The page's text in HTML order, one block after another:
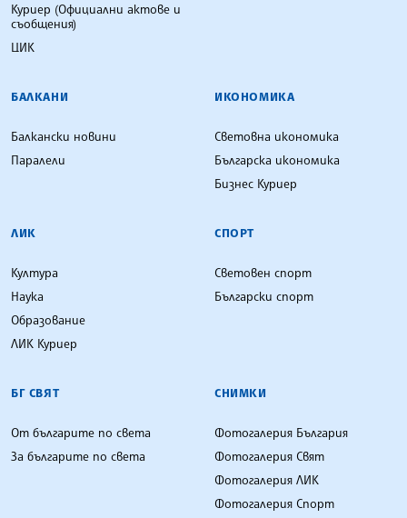
Куриер (Официални актове и
съобщения)
ЦИК
БАЛКАНИ
Балкански новини
Паралели
ИКОНОМИКА
Световна икономика
Българска икономика
Бизнес Куриер
ЛИК
Култура
Наука
Образование
ЛИК Куриер
СПОРТ
Световен спорт
Български спорт
БГ СВЯТ
От българите по света
За българите по света
СНИМКИ
Фотогалерия България
Фотогалерия Свят
Фотогалерия ЛИК
Фотогалерия Спорт